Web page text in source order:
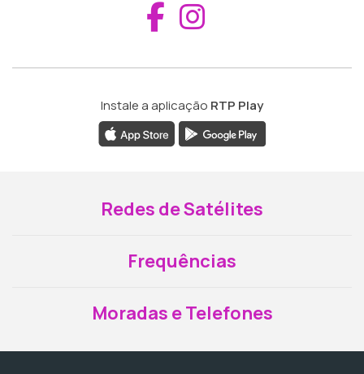
Aceder ao
Instale a aplicação RTP Play
Redes de Satélites
Frequências
Moradas e Telefones